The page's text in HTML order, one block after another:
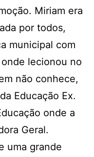
Miriam era
por todos,
municipal com
lecionou no
não conhece,
Educação Ex.
onde a
Geral.
grande